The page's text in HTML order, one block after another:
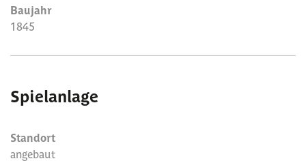
Baujahr
1845
Spielanlage
Standort
angebaut